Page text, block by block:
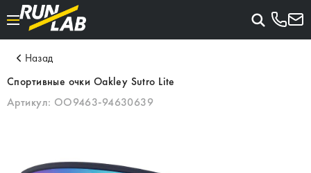
Назад
Спортивные очки Oakley Sutro Lite
Артикул: OO9463-94630639